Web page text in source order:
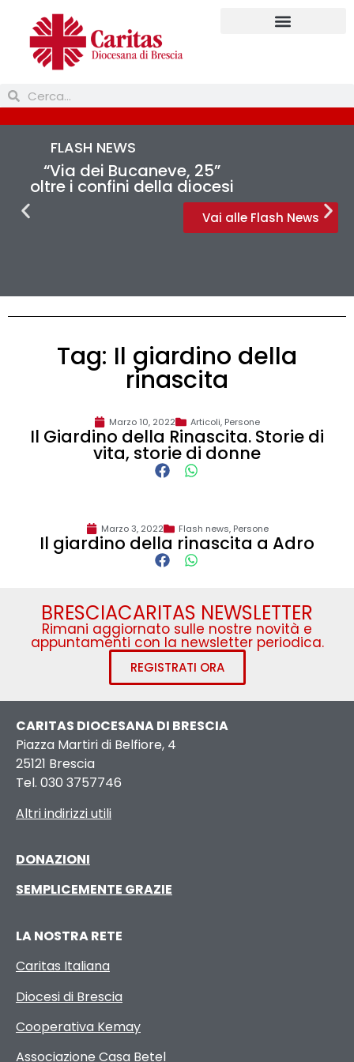
FLASH NEWS
“Via dei Bucaneve, 25”
oltre i confini della diocesi
Vai alle Flash News
Tag: Il giardino della
rinascita
Marzo 10, 2022 Articoli, Persone
Il Giardino della Rinascita. Storie di
vita, storie di donne
Marzo 3, 2022 Flash news, Persone
Il giardino della rinascita a Adro
BRESCIACARITAS NEWSLETTER
Rimani aggiornato sulle nostre novità e
appuntamenti con la newsletter periodica.
REGISTRATI ORA
CARITAS DIOCESANA DI BRESCIA
Piazza Martiri di Belfiore, 4
25121 Brescia
Tel. 030 3757746
Altri indirizzi utili
DONAZIONI
SEMPLICEMENTE GRAZIE
LA NOSTRA RETE
Caritas Italiana
Diocesi di Brescia
Cooperativa Kemay
Associazione Casa Betel